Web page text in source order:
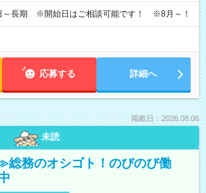
～長期 ※開始日はご相談可能です！ ※8月～！
応募する 詳細へ
掲載日：2026.08.06
未読
務のオシゴト！のびのび働